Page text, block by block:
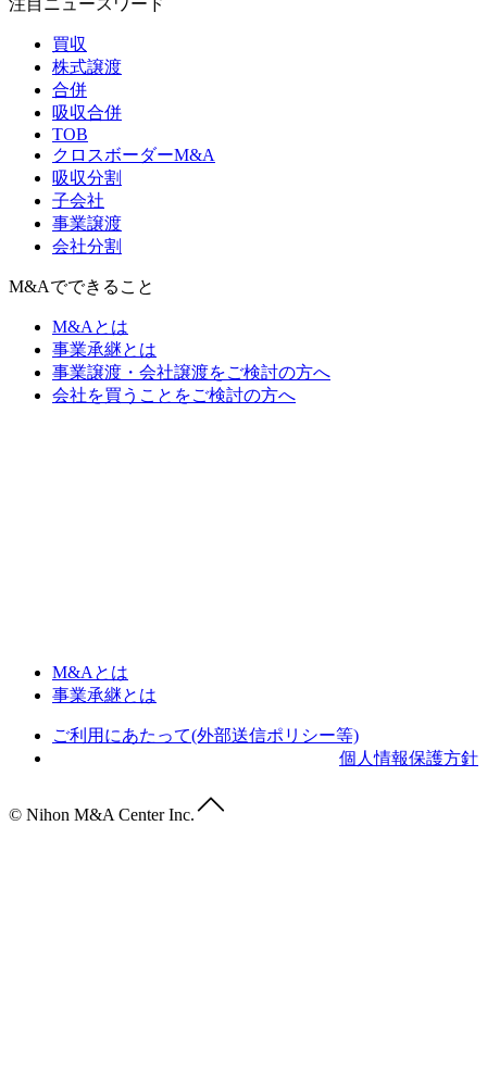
買収
株式譲渡
合併
吸収合併
TOB
クロスボーダーM&A
吸収分割
子会社
事業譲渡
会社分割
M&Aでできること
M&Aとは
事業承継とは
事業譲渡・会社譲渡をご検討の方へ
会社を買うことをご検討の方へ
M&Aとは
事業承継とは
ご利用にあたって(外部送信ポリシー等)
個人情報保護方針
© Nihon M&A Center Inc.